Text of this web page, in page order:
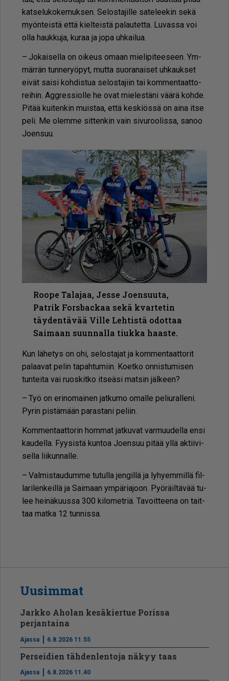
kat­se­lu­ko­ke­muk­sen. Se­los­ta­jil­le sa­te­lee­kin sekä
myön­teis­tä et­tä kiel­teis­tä pa­lau­tet­ta. Lu­vas­sa voi
ol­la hauk­ku­ja, ku­raa ja jopa uh­kai­lua.
– Jo­kai­sel­la on oi­keus omaan mie­li­pi­tee­seen. Ym­
mär­rän tun­ne­ryö­pyt, mut­ta suo­ra­nai­set uh­kauk­set
ei­vät sai­si koh­dis­tua se­los­ta­jiin tai kom­men­taat­to­
rei­hin. Ag­g­res­si­ol­le he ovat mie­les­tä­ni vää­rä koh­de.
Pi­tää kui­ten­kin muis­taa, et­tä kes­ki­ös­sä on ai­na it­se
peli. Me olem­me sit­ten­kin vain si­vu­roo­lis­sa, sa­noo
Jo­en­suu.
Roope Talajaa, Jesse Joensuuta,
Patrik Forsbackaa sekä kvartetin
täydentävää Ville Lehtistä odottaa
Saimaan suunnalla tiukka haaste.
Kun lä­he­tys on ohi, se­los­ta­jat ja kom­men­taat­to­rit
pa­laa­vat pe­lin ta­pah­tu­miin. Ko­et­ko on­nis­tu­mi­sen
tun­tei­ta vai ruos­kit­ko it­se­ä­si mat­sin jäl­keen?
– Työ on eri­no­mai­nen jat­ku­mo omal­le pe­liu­ral­le­ni.
Py­rin pis­tä­mään pa­ras­ta­ni pe­liin.
Kom­men­taat­to­rin hom­mat jat­ku­vat var­muu­del­la en­si
kau­del­la. Fyy­sis­tä kun­toa Jo­en­suu pi­tää yl­lä ak­tii­vi­
sel­la lii­kun­nal­le.
– Val­mis­tau­dum­me tu­tul­la jen­gil­lä ja ly­hy­em­mil­lä fil­
la­ri­len­keil­lä ja Sai­maan ym­pä­ri­a­joon. Pyö­räil­tä­vää tu­
lee hei­nä­kuus­sa 300 ki­lo­met­riä. Ta­voit­tee­na on tait­
taa mat­ka 12 tun­nis­sa.
Uusimmat
Jarkko Aholan kesäkiertue Porissa
perjantaina
Ajassa 6.8.2026 11.55
Perseidien tähdenlentoja näkyy taas
Ajassa 6.8.2026 11.40